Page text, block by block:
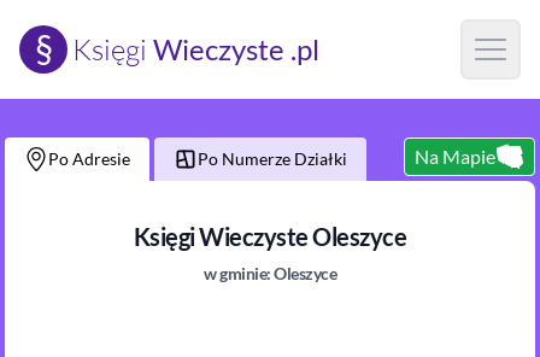
§ Księgi Wieczyste .pl Open
Po Adresie Po Numerze Działki Na Mapie
Księgi WieczysteOleszyce
w gminie:Oleszyce